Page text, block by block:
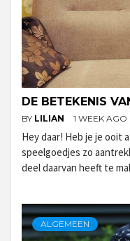
DE BETEKENIS
BY LILIAN 1 WEEK AGO
Hey daar! Heb je je ooit
speelgoedjes zo
deel daarvan heeft te
ALGEMEEN